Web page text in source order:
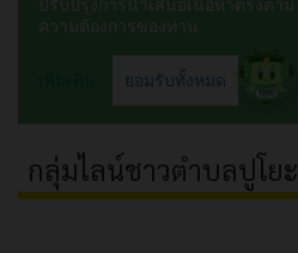
กลุ่มไลน์ชาวตำบลปูโยะ